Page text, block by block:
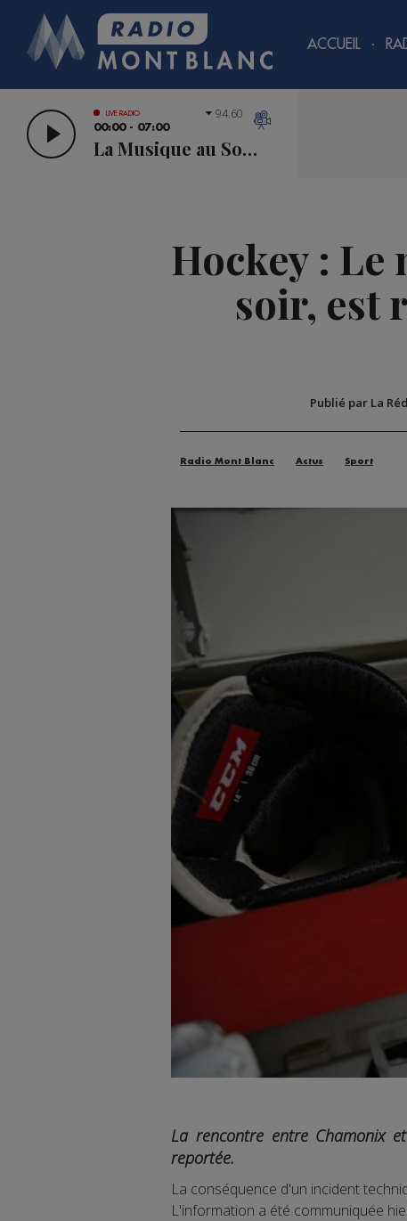
ACCUEIL
LIVE RADIO
00:00 - 07:00
La Musique au Sommet
94.60
Hockey : Le
soir, est
Publié par La
Radio Mont Blanc Actus Sport
La rencontre entre Chamonix
reportée.
La conséquence d'un incident
L'information a été communiquée